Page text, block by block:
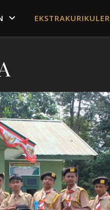
EKSTRAKURIKULER